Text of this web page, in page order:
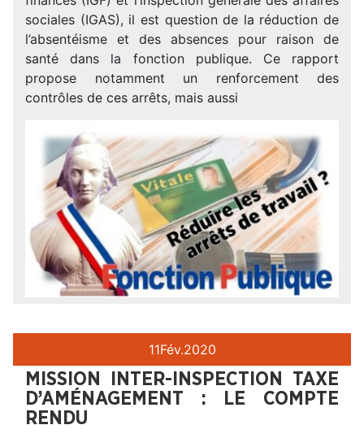
sociales (IGAS), il est question de la réduction de
l’absentéisme et des absences pour raison de
santé dans la fonction publique. Ce rapport
propose notamment un renforcement des
contrôles de ces arrêts, mais aussi
11Fév.2020
MISSION INTER-INSPECTION TAXE
D’AMÉNAGEMENT : LE COMPTE
RENDU